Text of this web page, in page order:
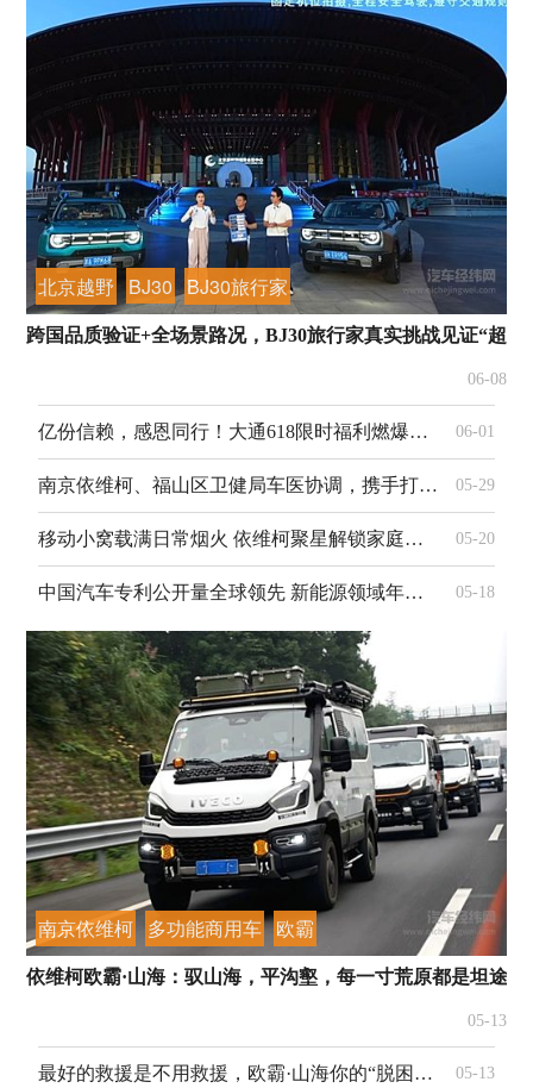
北京越野 BJ30 BJ30旅行家
跨国品质验证+全场景路况，BJ30旅行家真实挑战见证“超省
06-08
亿份信赖，感恩同行！大通618限时福利燃爆年中购车季 06-01
南京依维柯、福山区卫健局车医协调，携手打造定制化生命线 05-29
移动小窝载满日常烟火 依维柯聚星解锁家庭出游的满分惬意 05-20
中国汽车专利公开量全球领先 新能源领域年均增长 17.1% 05-18
南京依维柯 多功能商用车 欧霸
依维柯欧霸·山海：驭山海，平沟壑，每一寸荒原都是坦途
05-13
最好的救援是不用救援，欧霸·山海你的“脱困战友” 05-13